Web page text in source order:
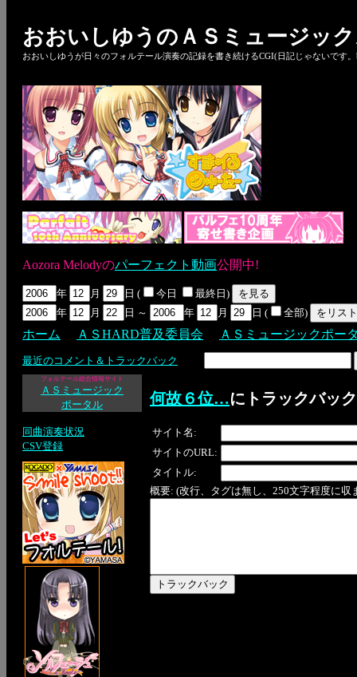
おおいしゆうのＡＳミュージッ
おおいしゆうが日々のフォルテール演奏の記録を書き続けるCGI(日記じゃないです
Aozora Melodyのパーフェクト動画公開中!
年 月 日 ( 今日
最終日)
年
月 日 ～ 年 月 日 ( 全部)
ホーム ＡＳHARD普及委員会 ＡＳミュージックポー
最近のコメント＆トラックバック
フォルテール総合情報サイト
ＡＳミュージック
ポータル
同曲演奏状況
CSV登録
何故６位…にトラックバック
サイト名:
サイトのURL:
タイトル:
概要: (改行、タグは無し、250文字程度に収